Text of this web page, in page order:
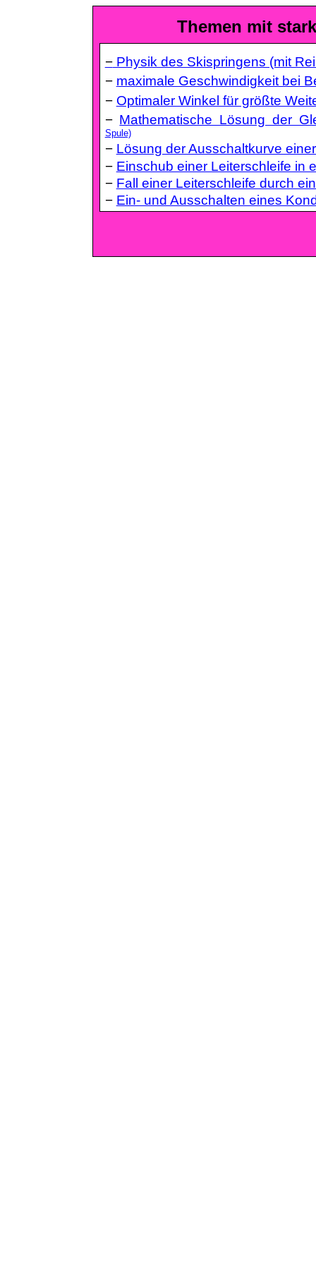
Themen mit
−Physik des Skispringens (mit
− maximale Geschwindigkeit bei
− Optimaler Winkel für größte
− Mathematische Lösung der
Spule)
− Lösung der Ausschaltkurve
− Einschub einer Leiterschleife in
− Fall einer Leiterschleife durch
− Ein- und Ausschalten eines